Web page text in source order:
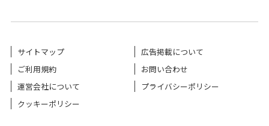
サイトマップ
広告掲載について
ご利用規約
お問い合わせ
運営会社について
プライバシーポリシー
クッキーポリシー